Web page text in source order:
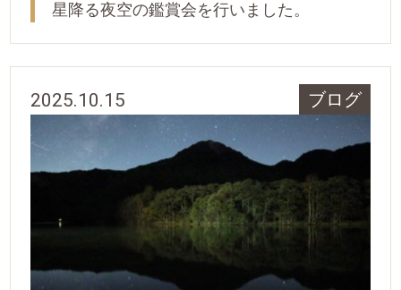
星降る夜空の鑑賞会を行いました。
2025.10.15 ブログ